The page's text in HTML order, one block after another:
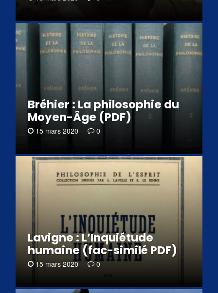
Bréhier : La philosophie du
Moyen-Âge (PDF)
15 mars 2020 0
Lavigne : L’Inquiétude
humaine (fac-similé PDF)
15 mars 2020 0